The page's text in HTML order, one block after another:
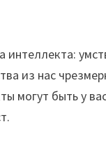
интеллекта:
из нас
могут быть у